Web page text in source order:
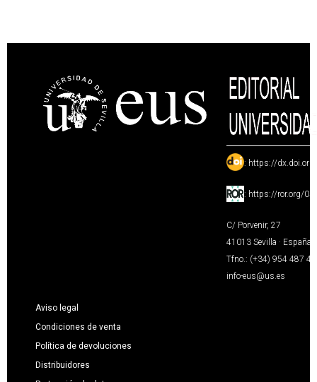
: https://
: https://ror.org/
C/ Porvenir, 27
41013 Sevilla · España
Tfno.: (+34) 954 487
info-eus@us.es
Aviso legal
Condiciones de venta
Política de devoluciones
Distribuidores